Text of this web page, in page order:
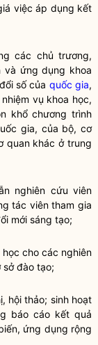
việc áp dụng kết
các chủ trương,
và ứng dụng khoa
số của quốc gia,
vụ khoa học,
khổ chương trình
gia, của bộ, cơ
quan khác ở trung
nghiên cứu viên
tác viên tham gia
mới sáng tạo;
cho các nghiên
sở đào tạo;
hội thảo; sinh hoạt
báo cáo kết quả
ứng dụng rộng